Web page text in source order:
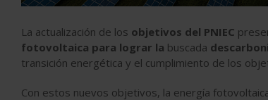
La actualización de los objetivos del PNIEC
fotovoltaica para lograr la buscada
transición energética y el cumplimiento de los
Con estos nuevos objetivos, la energía